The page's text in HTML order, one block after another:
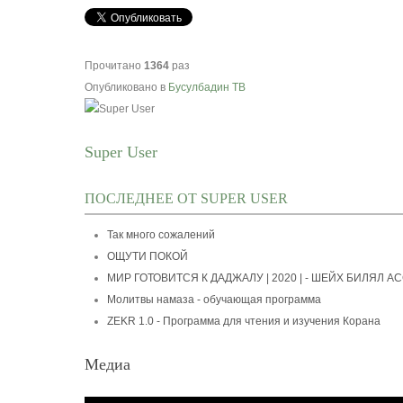
Прочитано 1364 раз
Опубликовано в Бусулбадин ТВ
Super User
ПОСЛЕДНЕЕ ОТ SUPER USER
Так много сожалений
ОЩУТИ ПОКОЙ
МИР ГОТОВИТСЯ К ДАДЖАЛУ | 2020 | - ШЕЙХ БИЛЯЛ
Молитвы намаза - обучающая программа
ZEKR 1.0 - Программа для чтения и изучения Корана
Медиа